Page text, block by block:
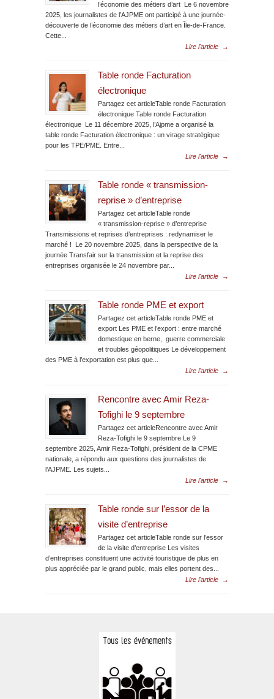
l’économie des métiers d’art Le 6 novembre
2025, les journalistes de l’AJPME ont participé à une journée-
découverte de l’économie des métiers d’art en Île-de-France.
Cette...
Lire l'article
→
Table ronde Facturation
électronique
Partagez cet articleTable ronde Facturation
électronique Table ronde Facturation
électronique Le 11 décembre 2025, l’Ajpme a organisé la
table ronde Facturation électronique : un virage stratégique
pour les TPE/PME. Entre...
Lire l'article
→
Table ronde « transmission-
reprise » d’entreprise
Partagez cet articleTable ronde
« transmission-reprise » d’entreprise
Transmissions et reprises d’entreprises : redynamiser le
marché ! Le 20 novembre 2025, dans la perspective de la
journée Transfair sur la transmission et la reprise des
entreprises organisée le 24 novembre par...
Lire l'article
→
Table ronde PME et export
Partagez cet articleTable ronde PME et
export Les PME et l’export : entre marché
domestique en berne, guerre commerciale
et troubles géopolitiques Le développement
des PME à l’exportation est plus que...
Lire l'article
→
Rencontre avec Amir Reza-
Tofighi le 9 septembre
Partagez cet articleRencontre avec Amir
Reza-Tofighi le 9 septembre Le 9
septembre 2025, Amir Reza-Tofighi, président de la CPME
nationale, a répondu aux questions des journalistes de
l’AJPME. Les sujets...
Lire l'article
→
Table ronde sur l’essor de la
visite d’entreprise
Partagez cet articleTable ronde sur l’essor
de la visite d’entreprise Les visites
d’entreprises constituent une activité touristique de plus en
plus appréciée par le grand public, mais elles portent des...
Lire l'article
→